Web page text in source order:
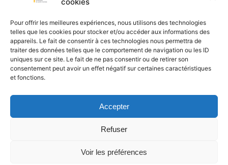
Pour offrir les meilleures expériences, nous utilisons des technologies
telles que les cookies pour stocker et/ou accéder aux informations des
appareils. Le fait de consentir à ces technologies nous permettra de
traiter des données telles que le comportement de navigation ou les ID
uniques sur ce site. Le fait de ne pas consentir ou de retirer son
consentement peut avoir un effet négatif sur certaines caractéristiques
et fonctions.
Accepter
Refuser
Voir les préférences